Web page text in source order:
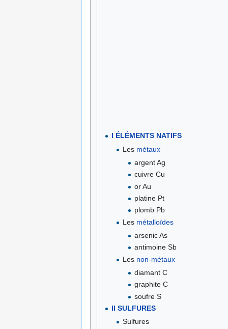
I ÉLÉMENTS NATIFS
Les métaux
argent Ag
cuivre Cu
or Au
platine Pt
plomb Pb
Les métalloïdes
arsenic As
antimoine Sb
Les non-métaux
diamant C
graphite C
soufre S
II SULFURES
Sulfures